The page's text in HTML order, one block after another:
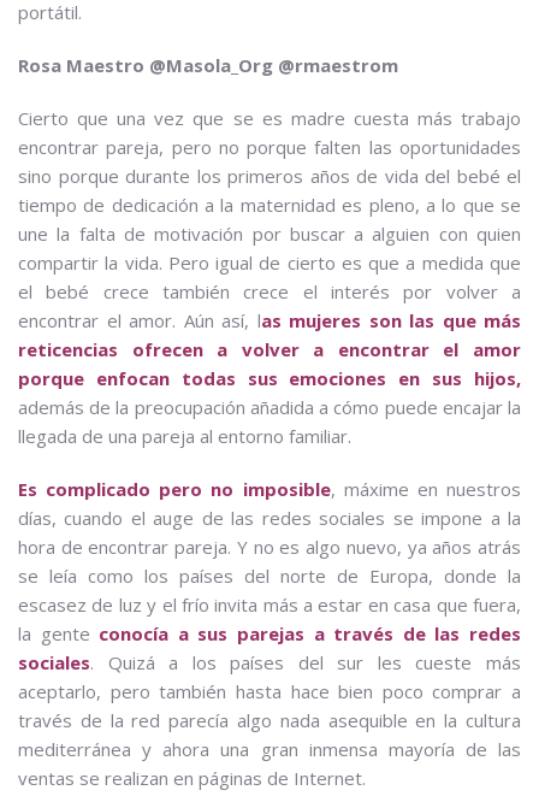
portátil.
Rosa Maestro @Masola_Org @rmaestrom
Cierto que una vez que se es madre cuesta más trabajo
encontrar pareja, pero no porque falten las oportunidades
sino porque durante los primeros años de vida del bebé el
tiempo de dedicación a la maternidad es pleno, a lo que se
une la falta de motivación por buscar a alguien con quien
compartir la vida. Pero igual de cierto es que a medida que
el bebé crece también crece el interés por volver a
encontrar el amor. Aún así, las mujeres son las que más
reticencias ofrecen a volver a encontrar el amor
porque enfocan todas sus emociones en sus hijos,
además de la preocupación añadida a cómo puede encajar la
llegada de una pareja al entorno familiar.
Es complicado pero no imposible, máxime en nuestros
días, cuando el auge de las redes sociales se impone a la
hora de encontrar pareja. Y no es algo nuevo, ya años atrás
se leía como los países del norte de Europa, donde la
escasez de luz y el frío invita más a estar en casa que fuera,
la gente conocía a sus parejas a través de las redes
sociales. Quizá a los países del sur les cueste más
aceptarlo, pero también hasta hace bien poco comprar a
través de la red parecía algo nada asequible en la cultura
mediterránea y ahora una gran inmensa mayoría de las
ventas se realizan en páginas de Internet.